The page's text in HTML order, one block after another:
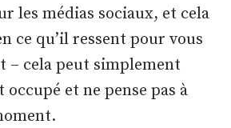
les médias sociaux, et cela
ce qu’il ressent pour vous
– cela peut simplement
et ne pense pas à